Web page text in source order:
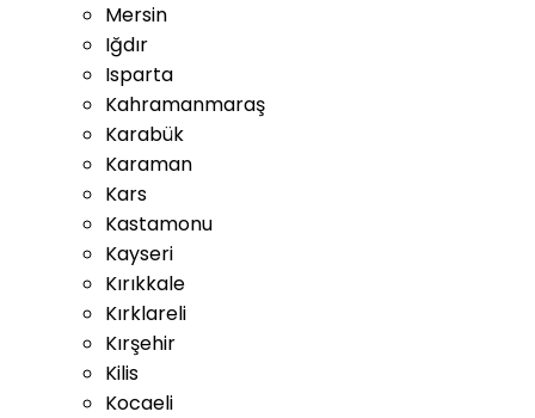
Mersin
Iğdır
Isparta
Kahramanmaraş
Karabük
Karaman
Kars
Kastamonu
Kayseri
Kırıkkale
Kırklareli
Kırşehir
Kilis
Kocaeli